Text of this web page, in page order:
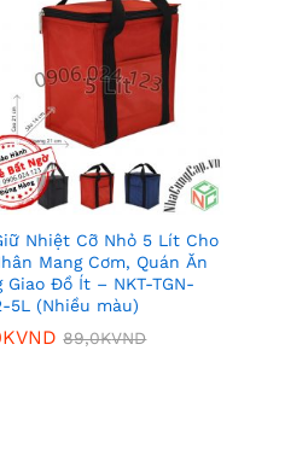
Nhiệt Cỡ Nhỏ 5 Lít Cho
Mang Cơm, Quán Ăn
Giao Đồ Ít – NKT-TGN-
5L (Nhiều màu)
VND 89,0KVND
VND 89,0KVND